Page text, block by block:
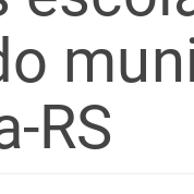
RS